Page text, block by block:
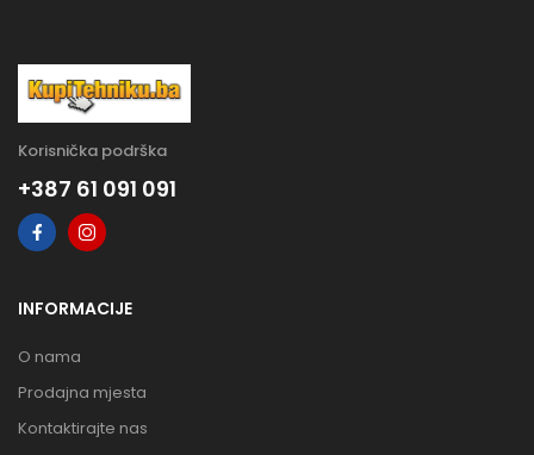
Korisnička podrška
+387 61 091 091
INFORMACIJE
O nama
Prodajna mjesta
Kontaktirajte nas